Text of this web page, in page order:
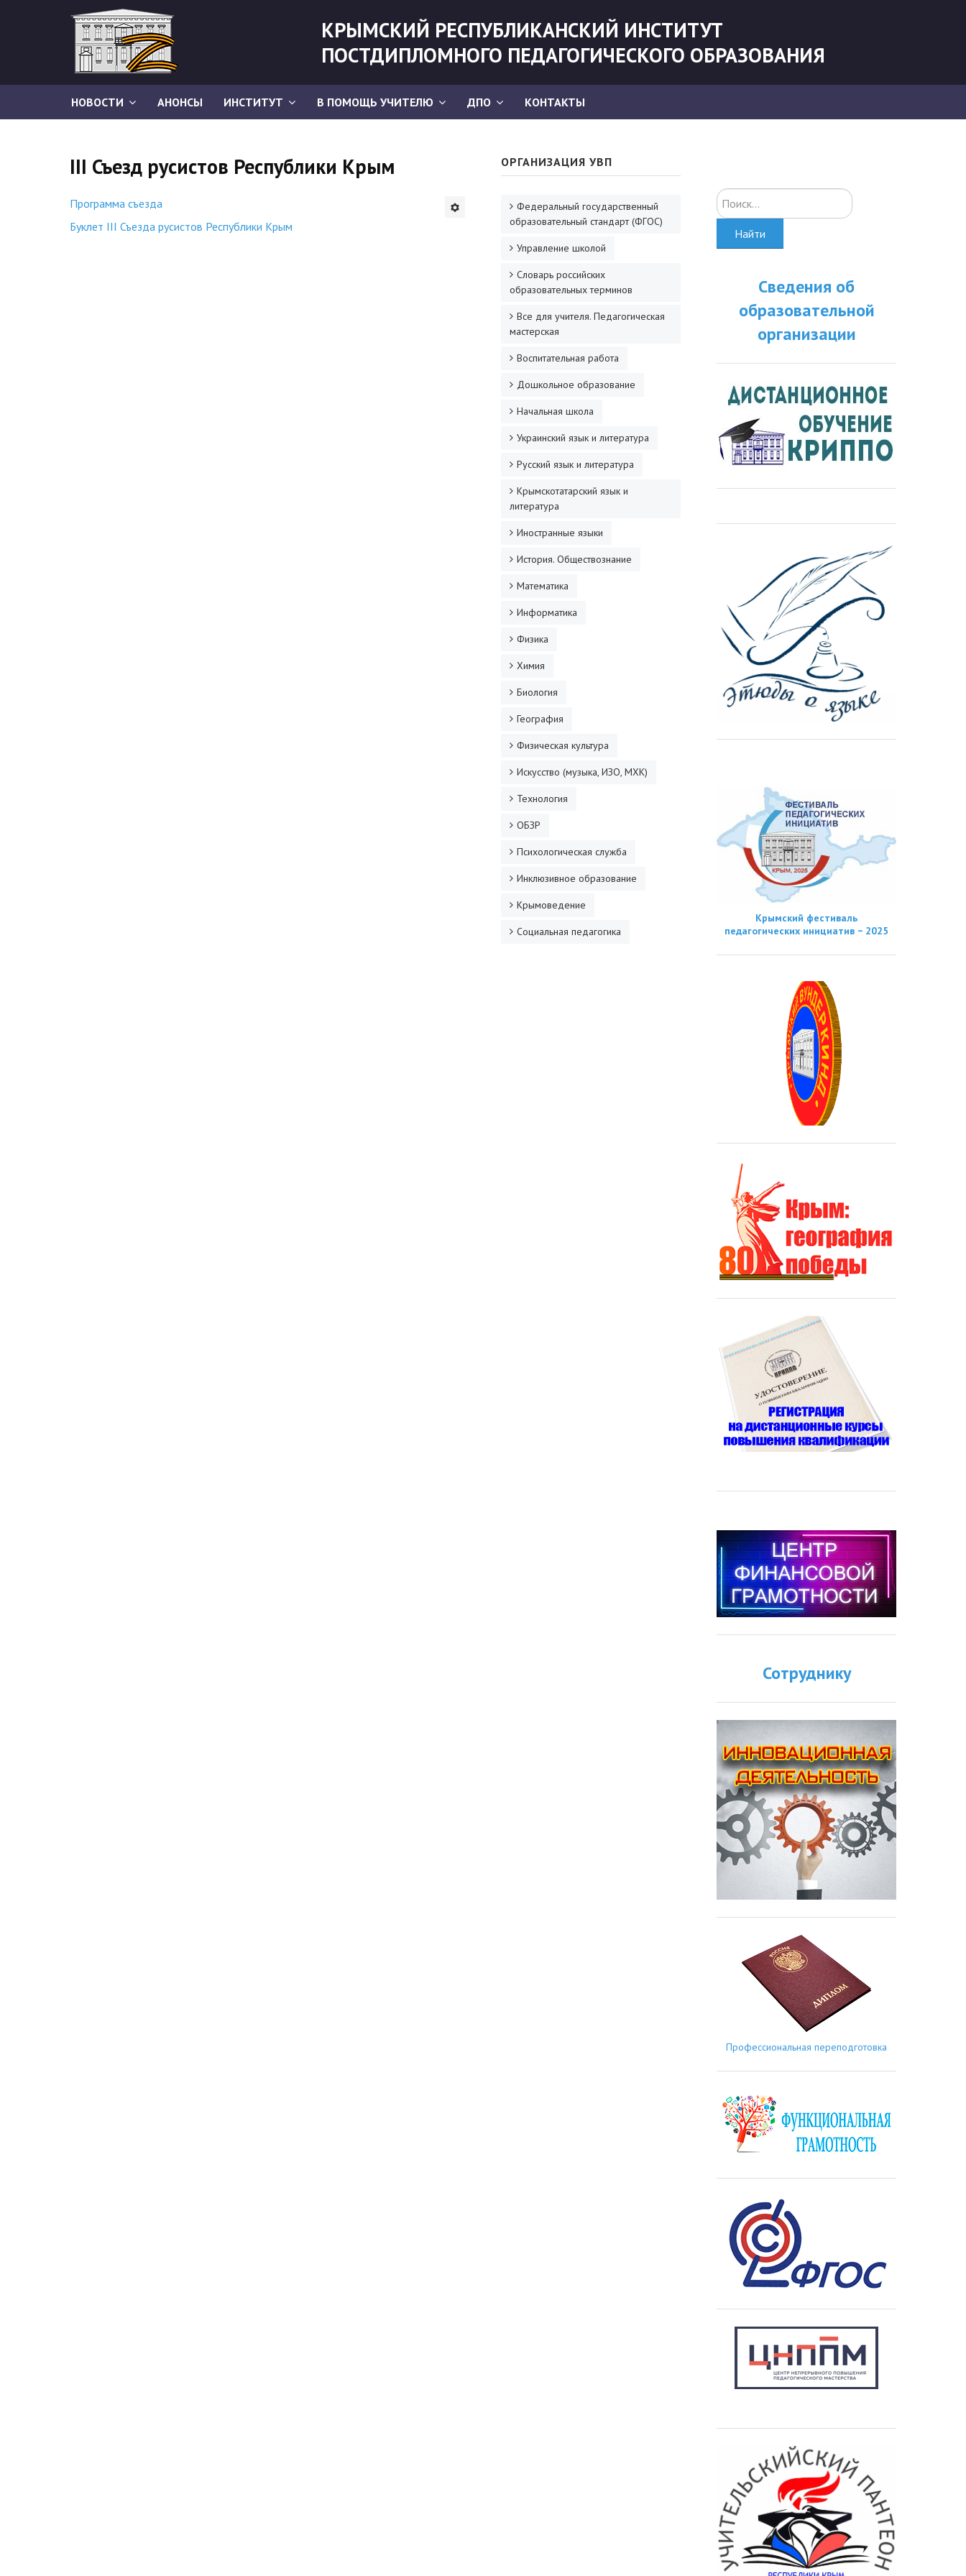
КРЫМСКИЙ РЕСПУБЛИКАНСКИЙ ИНСТИТУТ
ПОСТДИПЛОМНОГО ПЕДАГОГИЧЕСКОГО ОБРАЗОВАНИЯ
НОВОСТИ АНОНСЫ ИНСТИТУТ В ПОМОЩЬ УЧИТЕЛЮ ДПО КОНТАКТЫ
III Съезд русистов Республики Крым
Программа съезда
Буклет III Съезда русистов Республики Крым
ОРГАНИЗАЦИЯ УВП
Федеральный государственный
образовательный стандарт (ФГОС)
Управление школой
Словарь российских
образовательных терминов
Все для учителя. Педагогическая
мастерская
Воспитательная работа
Дошкольное образование
Начальная школа
Украинский язык и литература
Русский язык и литература
Крымскотатарский язык и
литература
Иностранные языки
История. Обществознание
Математика
Информатика
Физика
Химия
Биология
География
Физическая культура
Искусство (музыка, ИЗО, МХК)
Технология
ОБЗР
Психологическая служба
Инклюзивное образование
Крымоведение
Социальная педагогика
Искать...
Найти
Сведения об
образовательной
организации
Крымский фестиваль
педагогических инициатив − 2025
Сотруднику
Профессиональная переподготовка